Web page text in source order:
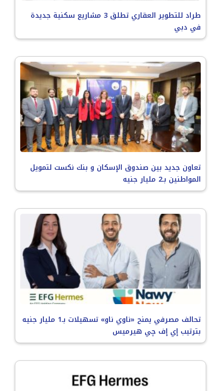
طراد للتطوير العقاري تطلق 3 مشاريع سكنية جديدة
في دبي
تعاون جديد بين صندوق الإسكان و بنك نكست لتمويل
المواطنين بـ2 مليار جنيه
تحالف مصرفي يمنح «ناوي ناو» تسهيلات بـ1 مليار جنيه
بترتيب إي إف چي هيرميس